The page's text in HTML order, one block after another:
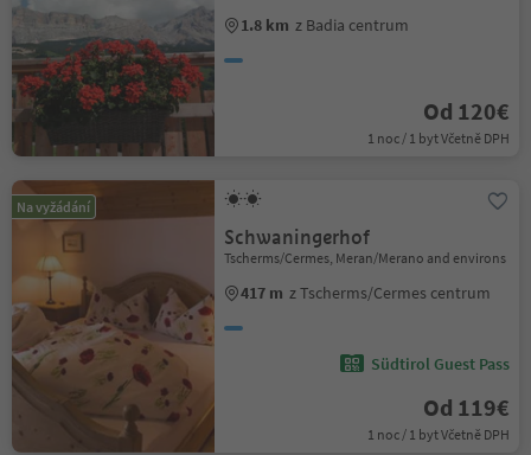
1.8 km z Badia centrum
Od 120€
1 noc / 1 byt Včetně DPH
Na vyžádání
Schwaningerhof
Tscherms/Cermes, Meran/Merano and environs
417 m z Tscherms/Cermes centrum
Südtirol Guest Pass
Od 119€
1 noc / 1 byt Včetně DPH